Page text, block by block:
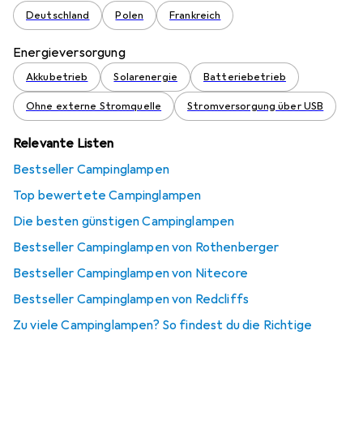
Deutschland Polen Frankreich
Energieversorgung
Akkubetrieb Solarenergie Batteriebetrieb
Ohne externe Stromquelle Stromversorgung über USB
Relevante Listen
Bestseller Campinglampen
Top bewertete Campinglampen
Die besten günstigen Campinglampen
Bestseller Campinglampen von Rothenberger
Bestseller Campinglampen von Nitecore
Bestseller Campinglampen von Redcliffs
Zu viele Campinglampen? So findest du die Richtige